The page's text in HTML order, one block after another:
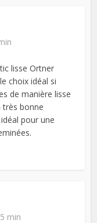
lisse Ortner
choix idéal si
de manière lisse
très bonne
pour une
min